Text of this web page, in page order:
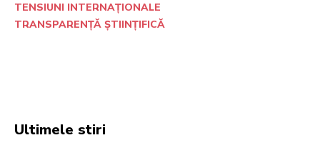
TENSIUNI INTERNAȚIONALE
TRANSPARENȚĂ ȘTIINȚIFICĂ
Ultimele stiri